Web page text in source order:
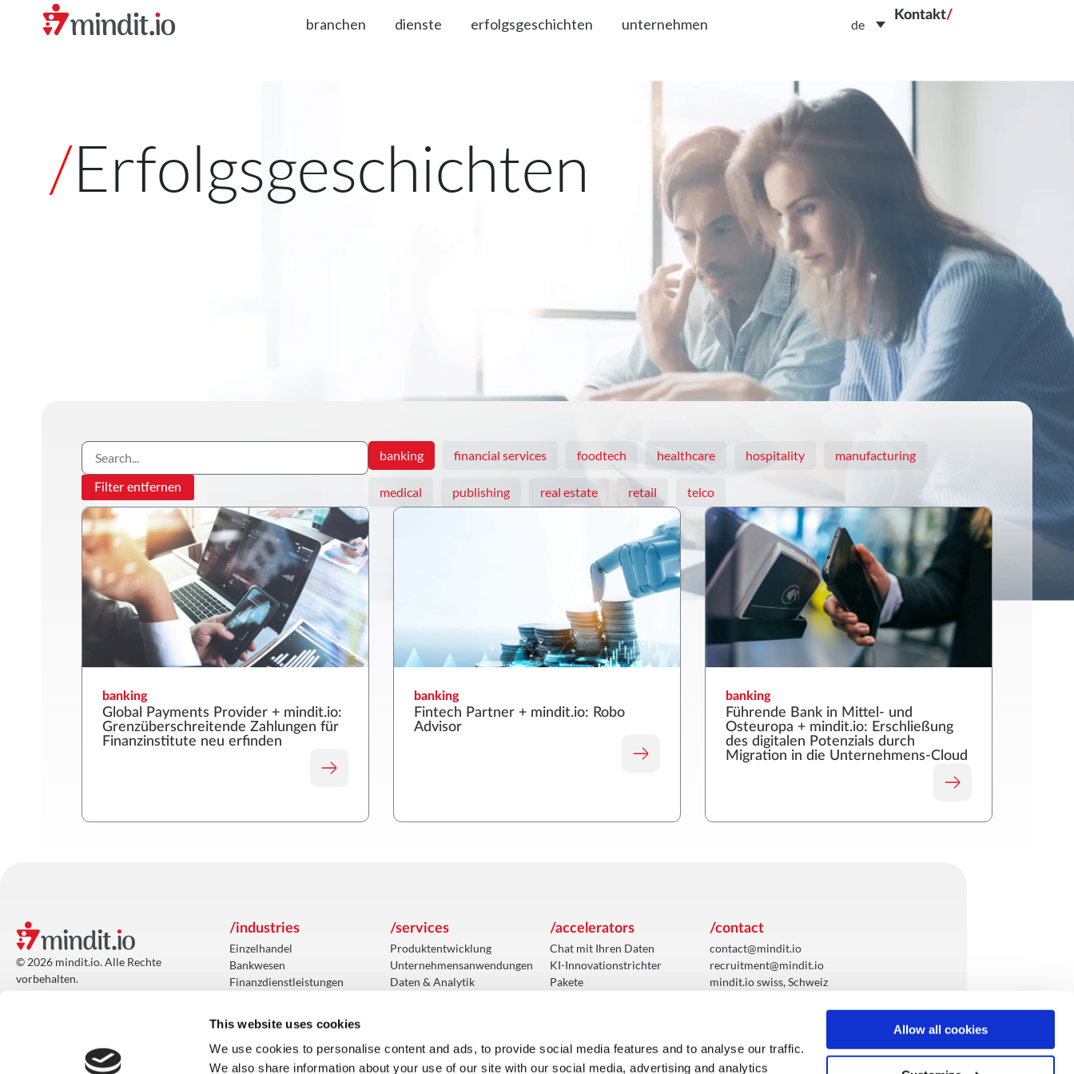
This website uses cookies
We use cookies to personalise content and ads, to provide social media features and to analyse our traffic.
We also share information about your use of our site with our social media, advertising and analytics
Allow all cookies
branchen dienste erfolgsgeschichten unternehmen de
Kontakt/
/Erfolgsgeschichten
Filter entfernen
banking financial services foodtech healthcare hospitality manufacturing
medical publishing real estate retail telco
banking
Global Payments Provider + mindit.io:
Grenzüberschreitende Zahlungen für
Finanzinstitute neu erfinden
banking
Fintech Partner + mindit.io: Robo
Advisor
banking
Führende Bank in Mittel- und
Osteuropa + mindit.io: Erschließung
des digitalen Potenzials durch
Migration in die Unternehmens-Cloud
© 2026 mindit.io. Alle Rechte
vorbehalten.
/industries
Einzelhandel
Bankwesen
Finanzdienstleistungen
foodtech
Herstellung
Veröffentlichung
/services
Produktentwicklung
Unternehmensanwendungen
Daten & Analytik
Cloud & Infrastruktur-
Dienstleistungen
/accelerators
Chat mit Ihren Daten
KI-Innovationstrichter
Pakete
/contact
contact@mindit.io
recruitment@mindit.io
mindit.io swiss, Schweiz